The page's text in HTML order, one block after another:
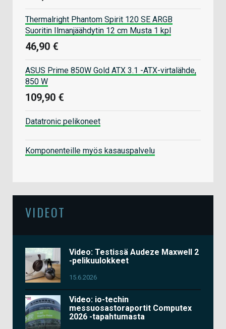
Thermalright Phantom Spirit 120 SE ARGB
Suoritin Ilmanjäähdytin 12 cm Musta 1 kpl
46,90 €
ASUS Prime 850W Gold ATX 3.1 -ATX-virtalähde,
850 W
109,90 €
Datatronic pelikoneet
Komponenteille myös kasauspalvelu
VIDEOT
Video: Testissä Audeze Maxwell 2
-pelikuulokkeet
15.6.2026
Video: io-techin
messuosastoraportit Computex
2026 -tapahtumasta